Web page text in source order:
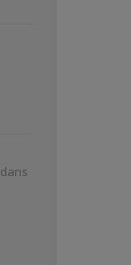
dans